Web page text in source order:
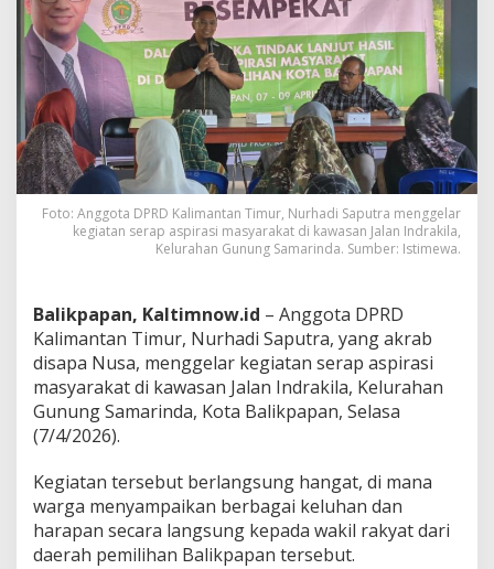
Foto: Anggota DPRD Kalimantan Timur, Nurhadi Saputra menggelar
kegiatan serap aspirasi masyarakat di kawasan Jalan Indrakila,
Kelurahan Gunung Samarinda. Sumber: Istimewa.
Balikpapan, Kaltimnow.id – Anggota DPRD
Kalimantan Timur, Nurhadi Saputra, yang akrab
disapa Nusa, menggelar kegiatan serap aspirasi
masyarakat di kawasan Jalan Indrakila, Kelurahan
Gunung Samarinda, Kota Balikpapan, Selasa
(7/4/2026).
Kegiatan tersebut berlangsung hangat, di mana
warga menyampaikan berbagai keluhan dan
harapan secara langsung kepada wakil rakyat dari
daerah pemilihan Balikpapan tersebut.